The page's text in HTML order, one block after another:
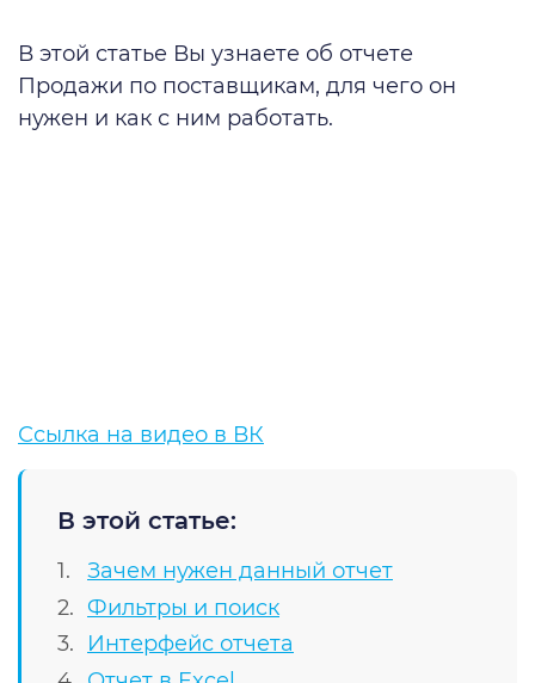
В этой статье Вы узнаете об отчете
Продажи по поставщикам, для чего он
нужен и как с ним работать.
Ссылка на видео в ВК
В этой статье:
Зачем нужен данный отчет
Фильтры и поиск
Интерфейс отчета